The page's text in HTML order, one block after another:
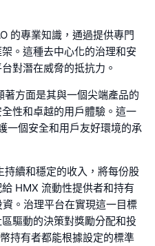
的專業知識，通過提供專門
。這種去中心化的治理和安
對潛在威脅的抵抗力。
方面是其與一個尖端產品的
性和卓越的用戶體驗。這一
一個安全和用戶友好環境的承
續和穩定的收入，將每份股
HMX 流動性提供者和持有
。治理平台在實現這一目標
驅動的決策對獎勵分配和投
持有者都能根據設定的標準